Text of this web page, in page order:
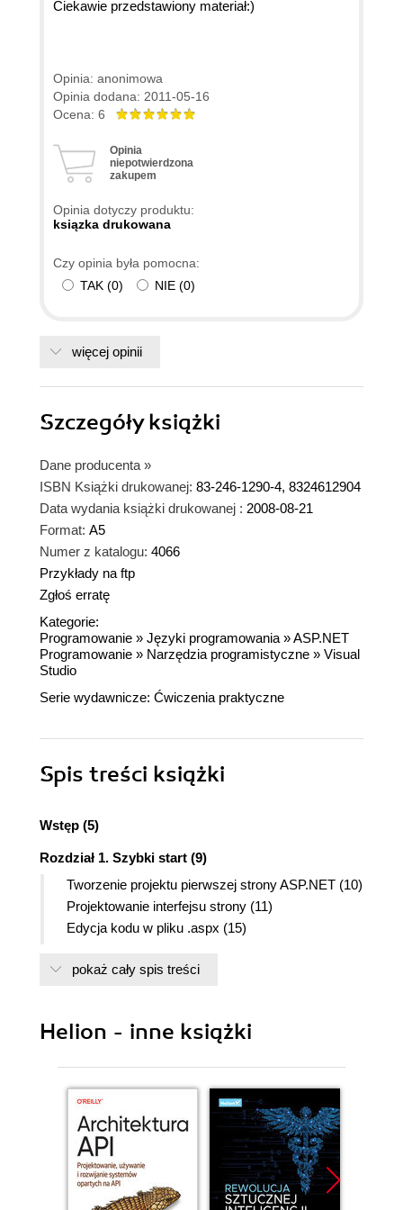
Ciekawie przedstawiony materiał:)
Opinia: anonimowa
Opinia dodana: 2011-05-16
Ocena: 6
Opinia
niepotwierdzona
zakupem
Opinia dotyczy produktu:
ksiązka drukowana
Czy opinia była pomocna:
TAK (0) NIE (0)
więcej opinii
Szczegółyksiążki
Dane producenta »
ISBN Książki drukowanej: 83-246-1290-4, 8324612904
Data wydania książki drukowanej : 2008-08-21
Format: A5
Numer z katalogu: 4066
Przykłady na ftp
Zgłoś erratę
Kategorie:
Programowanie » Języki programowania »ASP.NET
Programowanie » Narzędzia programistyczne » Visual
Studio
Serie wydawnicze: Ćwiczenia praktyczne
Spis treści książki
Wstęp (5)
Rozdział 1. Szybki start (9)
Tworzenie projektu pierwszej strony ASP.NET (10)
Projektowanie interfejsu strony (11)
Edycja kodu w pliku .aspx (15)
Walidacja danych (20)
(25)
Dwa słowa na temat kaskadowych arkuszy
stylów (36)
Czas życia sesji i aplikacji ASP.NET (40)
Sesja i dane sesji (41)
Pliki cookies (45)
pokaż cały spis treści
Helion - inne książki